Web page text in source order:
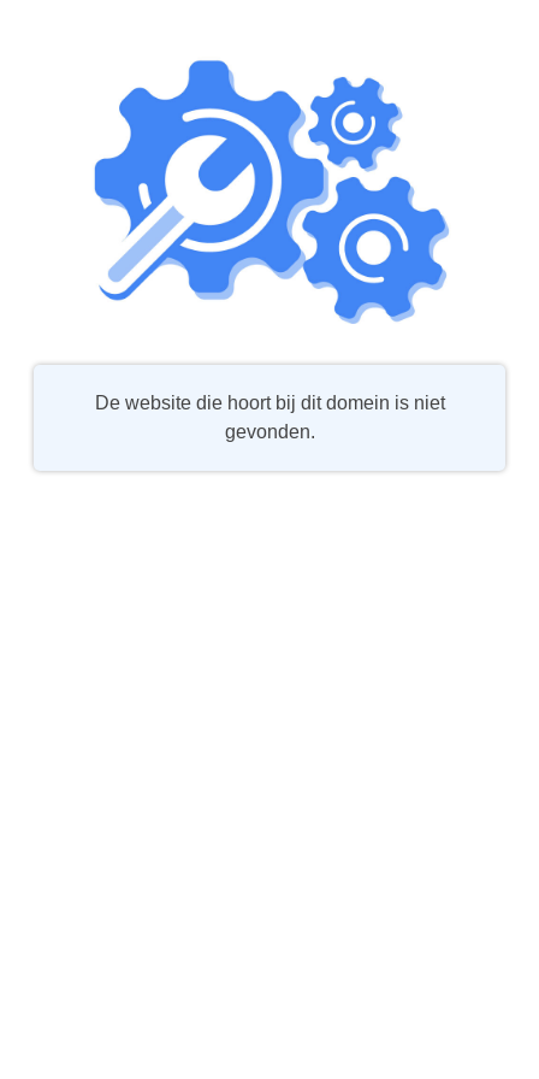
De website die hoort bij dit domein is niet
gevonden.